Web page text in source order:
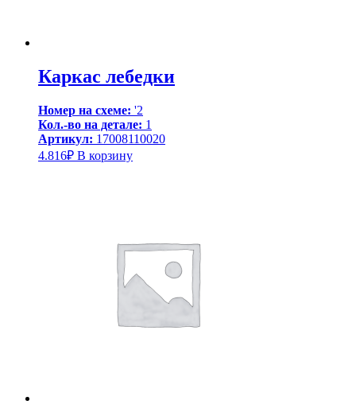
Каркас лебедки
Номер на схеме: '2
Кол.-во на детале: 1
Артикул: 17008110020
4.816₽ В корзину